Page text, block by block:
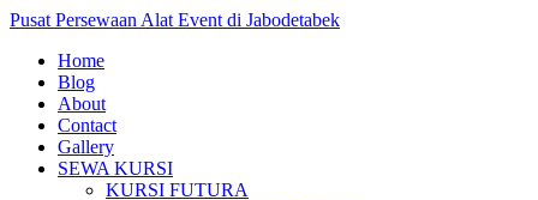
Pusat Persewaan Alat Event di Jabodetabek
Home
Blog
About
Contact
Gallery
SEWA KURSI
KURSI FUTURA